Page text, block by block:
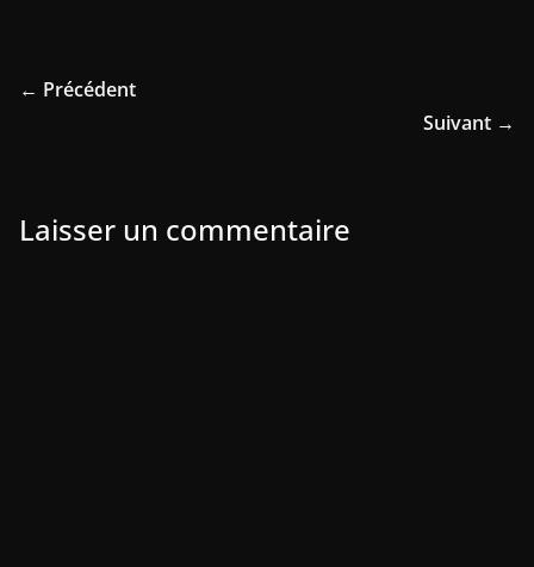
← Précédent
Suivant →
Laisser un commentaire